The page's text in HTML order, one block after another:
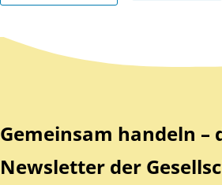
Zurück zum Hauptinhalt
Zurück zur Navigation
Gemeinsam handeln –
Newsletter der